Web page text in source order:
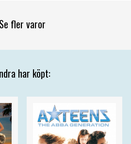
Se fler varor
har köpt: